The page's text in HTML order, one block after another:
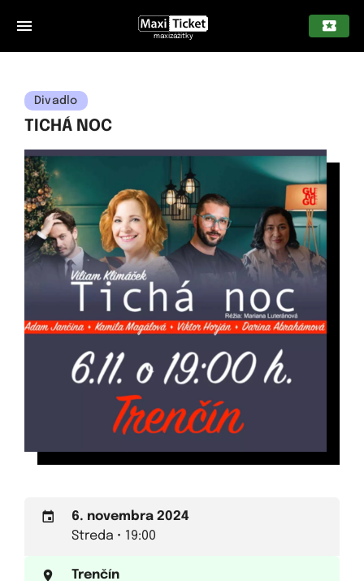
maxizážitky
Divadlo
TICHÁ NOC
6. novembra 2024
Streda • 19:00
Trenčín